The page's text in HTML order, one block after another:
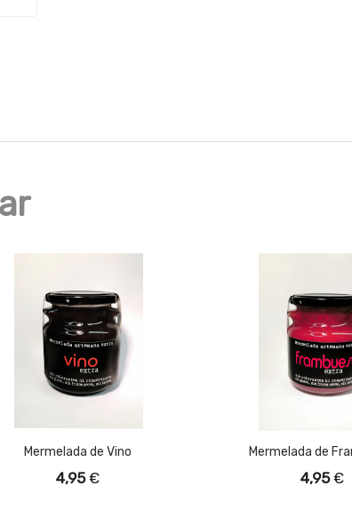
Mermelada de Vino
4,95€
Mermelada de
4,95€